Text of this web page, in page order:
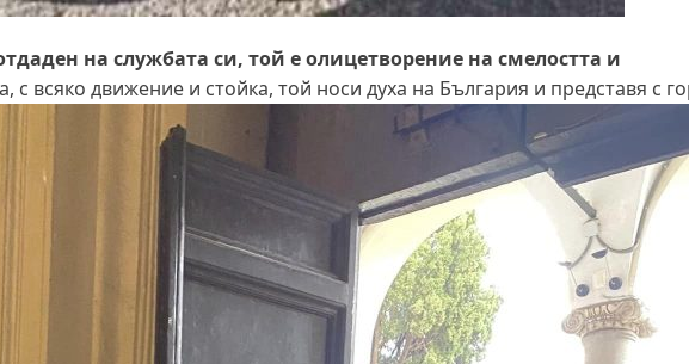
на службата си, той е олицетворение на смелостта и
с всяко движение и стойка, той носи духа на България и представя с